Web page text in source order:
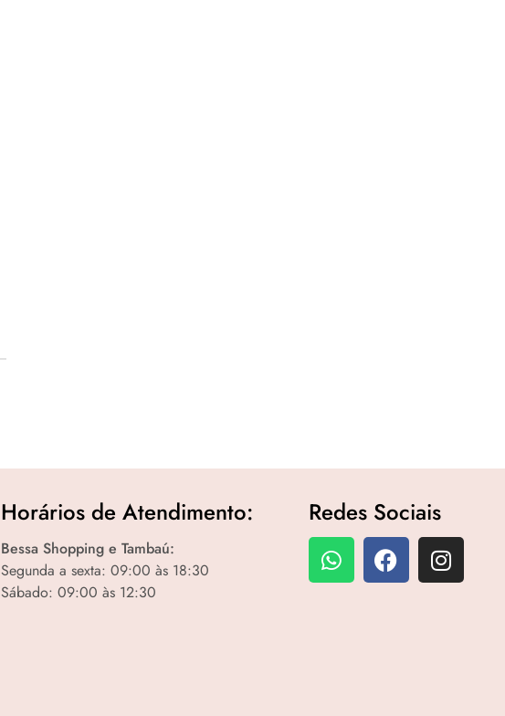
Horários de Atendimento:
Bessa Shopping e Tambaú:
Segunda a sexta: 09:00 às 18:30
Sábado: 09:00 às 12:30
Redes Sociais